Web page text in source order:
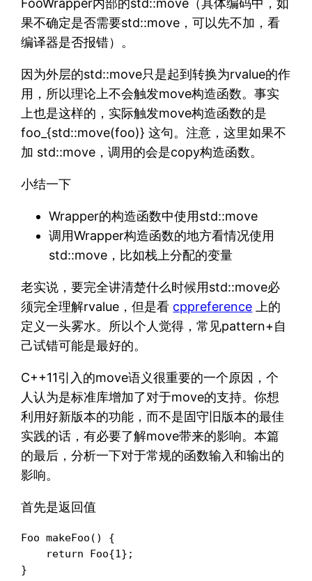
FooWrapper内部的std::move（具体编码中，如
果不确定是否需要std::move，可以先不加，看
编译器是否报错）。
因为外层的std::move只是起到转换为rvalue的作
用，所以理论上不会触发move构造函数。事实
上也是这样的，实际触发move构造函数的是
foo_{std::move(foo)} 这句。注意，这里如果不
加 std::move，调用的会是copy构造函数。
小结一下
Wrapper的构造函数中使用std::move
调用Wrapper构造函数的地方看情况使用
std::move，比如栈上分配的变量
老实说，要完全讲清楚什么时候用std::move必
须完全理解rvalue，但是看 cppreference 上的
定义一头雾水。所以个人觉得，常见pattern+自
己试错可能是最好的。
C++11引入的move语义很重要的一个原因，个
人认为是标准库增加了对于move的支持。你想
利用好新版本的功能，而不是固守旧版本的最佳
实践的话，有必要了解move带来的影响。本篇
的最后，分析一下对于常规的函数输入和输出的
影响。
首先是返回值
Foo makeFoo() {
    return Foo{1};
}